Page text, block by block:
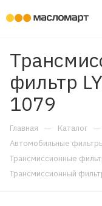
фильтр
1079
Главная — Каталог —
Автомобильные
Трансмиссионные
Трансмиссионный